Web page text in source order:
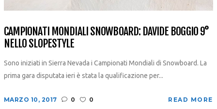
CAMPIONATI MONDIALI SNOWBOARD: DAVIDE BOGGIO 9°
NELLO SLOPESTYLE
Sono iniziati in Sierra Nevada i Campionati Mondiali di Snowboard. La
prima gara disputata ieri è stata la qualificazione per...
MARZO 10, 2017 0 0 READ MORE